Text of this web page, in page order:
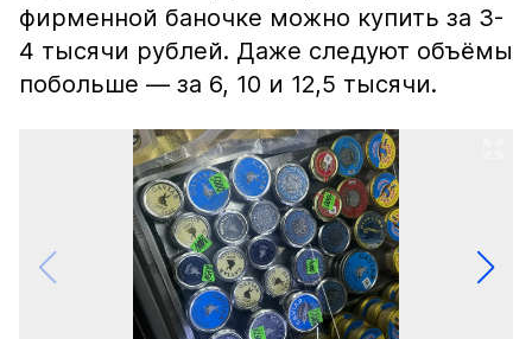
фирменной баночке можно купить за 3-
4 тысячи рублей. Даже следуют объёмы
побольше — за 6, 10 и 12,5 тысячи.